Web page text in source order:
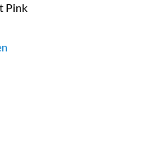
Pink
von by Terry“